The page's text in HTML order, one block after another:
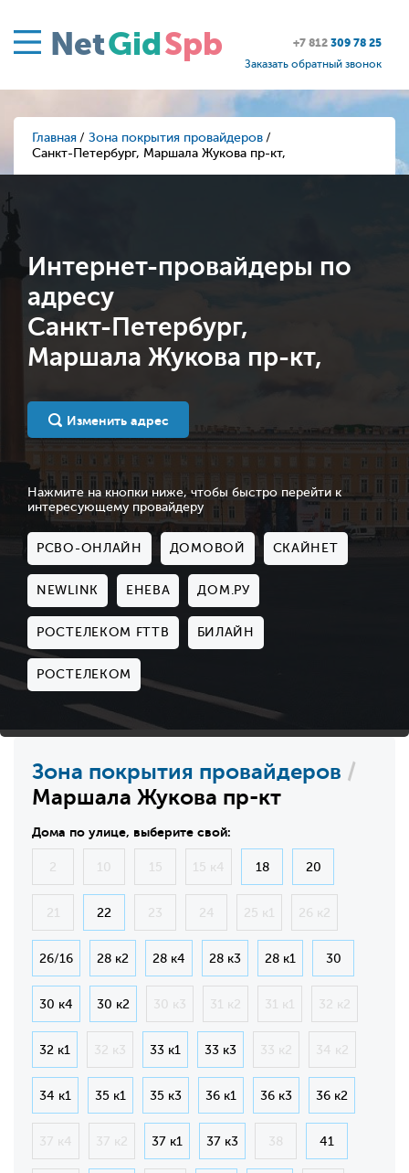
NetGidSpb +7 812 309 78 25
Заказать обратный звонок
Главная
Зона покрытия провайдеров
Санкт-Петербург, Маршала Жукова пр-кт,
Интернет-провайдеры по
адресу
Санкт-Петербург,
Маршала Жукова пр-кт,
Изменить адрес
Нажмите на кнопки ниже, чтобы быстро перейти к
интересующему провайдеру
РСВО-ОНЛАЙН ДОМОВОЙ СКАЙНЕТ
NEWLINK ЕНЕВА ДОМ.РУ
РОСТЕЛЕКОМ FTTB БИЛАЙН
РОСТЕЛЕКОМ
Зона покрытия провайдеров /
Маршала Жукова пр-кт
Дома по улице, выберите свой:
2 10 15 15 к4 18 20
21 22 23 24 25 к1 26 к2
26/16 28 к2 28 к4 28 к3 28 к1 30
30 к4 30 к2 30 к3 31 к2 31 к1 32 к2
32 к1 32 к3 33 к1 33 к3 33 к2 34 к2
34 к1 35 к1 35 к3 36 к1 36 к3 36 к2
37 к4 37 к2 37 к1 37 к3 38 41